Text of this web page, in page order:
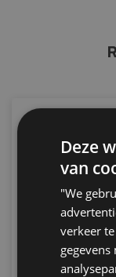
Deze
van
"We
verkeer